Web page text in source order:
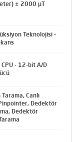
± 2000 µT
Teknolojisi –
- 12-bit A/D
Canlı
Pinpointer, Dedektör
Dedektör